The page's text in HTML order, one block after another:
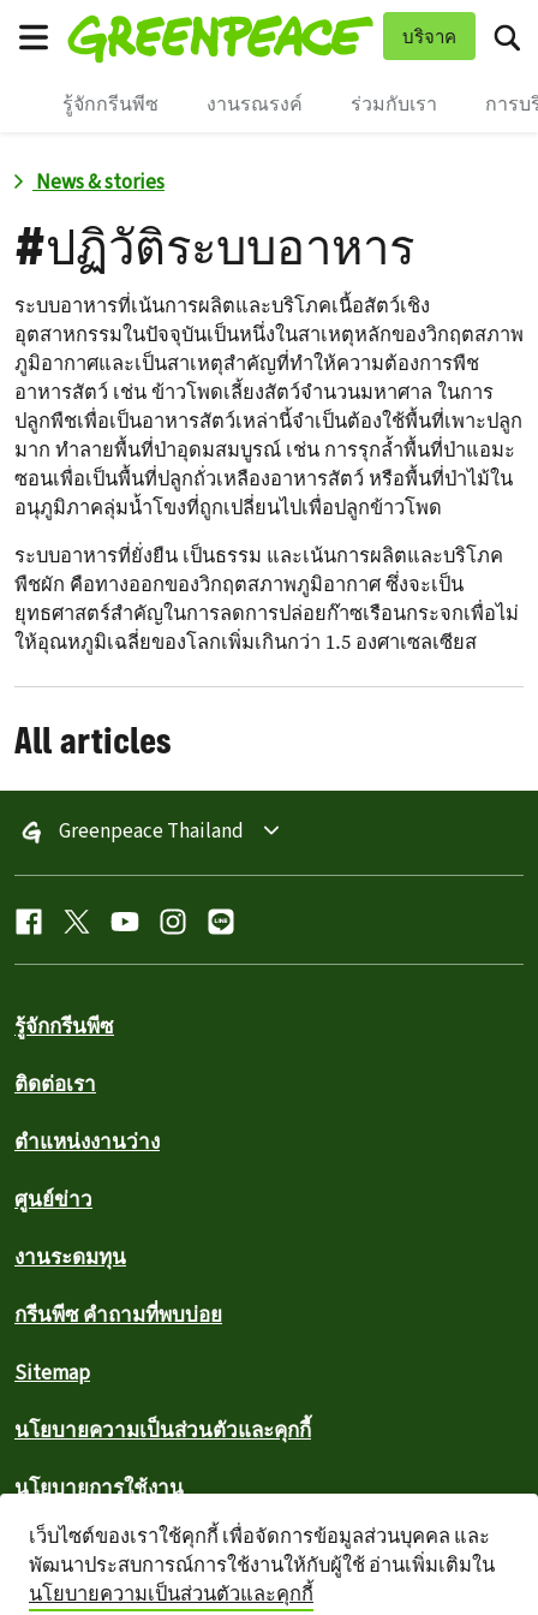
เว็บไซต์ของเราใช้คุกกี้ เพื่อจัดการข้อมูลส่วนบุคคล และ
พัฒนาประสบการณ์การใช้งานให้กับผู้ใช้ อ่านเพิ่มเติมใน
นโยบายความเป็นส่วนตัวและคุกกี้
บริจาค
รู้จักกรีนพีซ งานรณรงค์ ร่วมกับเรา การบ
News & stories
#ปฏิวัติระบบอาหาร
ระบบอาหารที่เน้นการผลิตและบริโภคเนื้อสัตว์เชิง
อุตสาหกรรมในปัจจุบันเป็นหนึ่งในสาเหตุหลักของวิกฤตสภาพ
ภูมิอากาศและเป็นสาเหตุสำคัญที่ทำให้ความต้องการพืช
อาหารสัตว์ เช่น ข้าวโพดเลี้ยงสัตว์จำนวนมหาศาล ในการ
ปลูกพืชเพื่อเป็นอาหารสัตว์เหล่านี้จำเป็นต้องใช้พื้นที่เพาะปลูก
มาก ทำลายพื้นที่ป่าอุดมสมบูรณ์ เช่น การรุกล้ำพื้นที่ป่าแอมะ
ซอนเพื่อเป็นพื้นที่ปลูกถั่วเหลืองอาหารสัตว์ หรือพื้นที่ป่าไม้ใน
อนุภูมิภาคลุ่มน้ำโขงที่ถูกเปลี่ยนไปเพื่อปลูกข้าวโพด
ระบบอาหารที่ยั่งยืน เป็นธรรม และเน้นการผลิตและบริโภค
พืชผัก คือทางออกของวิกฤตสภาพภูมิอากาศ ซึ่งจะเป็น
ยุทธศาสตร์สำคัญในการลดการปล่อยก๊าซเรือนกระจกเพื่อไม่
ให้อุณหภูมิเฉลี่ยของโลกเพิ่มเกินกว่า 1.5 องศาเซลเซียส
All articles
Greenpeace Thailand
รู้จักกรีนพีซ
ติดต่อเรา
ตำแหน่งงานว่าง
ศูนย์ข่าว
งานระดมทุน
กรีนพีซ คำถามที่พบบ่อย
Sitemap
นโยบายความเป็นส่วนตัวและคุกกี้
นโยบายการใช้งาน
ลิขสิทธิ์
คลังข้อมูล